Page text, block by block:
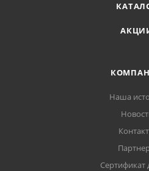
Наша
Сертификат